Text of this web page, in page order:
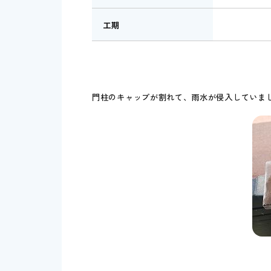
工期
門柱のキャップが割れて、雨水が侵入していま